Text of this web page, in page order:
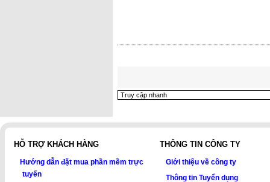
HỖ TRỢ KHÁCH HÀNG
Hướng dẫn đặt mua phần mềm trực
tuyến
THÔNG TIN CÔNG TY
Giới thiệu về công ty
Thông tin Tuyển dụng